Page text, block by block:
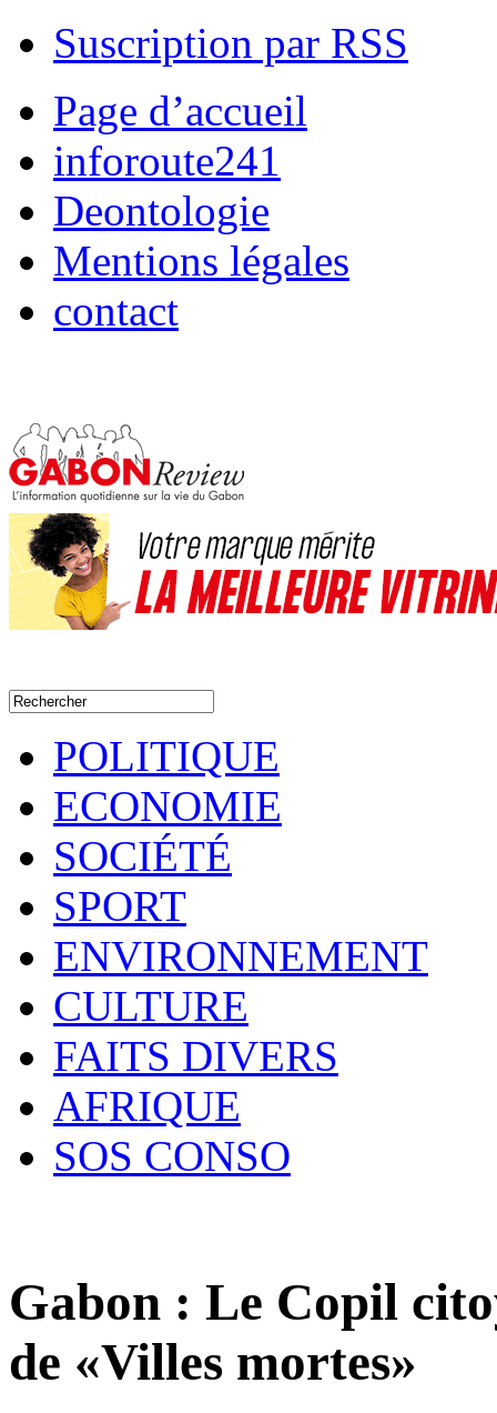
Suscription par RSS
Page d’accueil
inforoute241
Deontologie
Mentions légales
contact
POLITIQUE
ECONOMIE
SOCIÉTÉ
SPORT
ENVIRONNEMENT
CULTURE
FAITS DIVERS
AFRIQUE
SOS CONSO
Gabon : Le Copil
de «Villes mortes»